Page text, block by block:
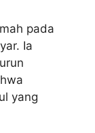
pada
Ia
yang